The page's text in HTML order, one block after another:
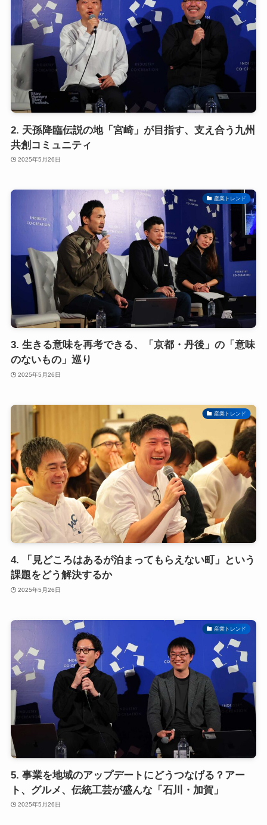
2. 天孫降臨伝説の地「宮崎」が目指す、支え合う九州
共創コミュニティ
2025年5月26日
産業トレンド
3. 生きる意味を再考できる、「京都・丹後」の「意味
のないもの」巡り
2025年5月26日
産業トレンド
4. 「見どころはあるが泊まってもらえない町」という
課題をどう解決するか
2025年5月26日
産業トレンド
5. 事業を地域のアップデートにどうつなげる？アー
ト、グルメ、伝統工芸が盛んな「石川・加賀」
2025年5月26日